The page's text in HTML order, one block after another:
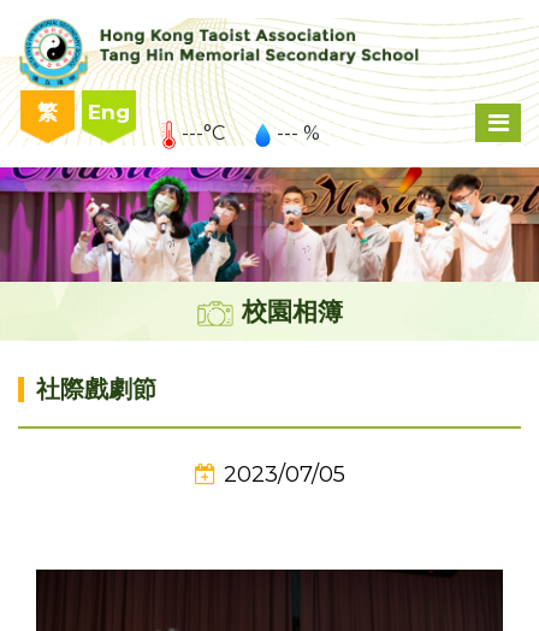
繁 Eng
---°C --- %
校園相簿
社際戲劇節
2023/07/05